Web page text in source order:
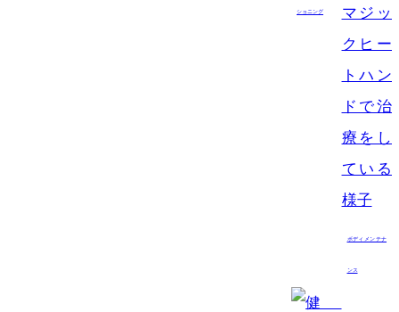
ショニング
ボディメンテナ
ンス